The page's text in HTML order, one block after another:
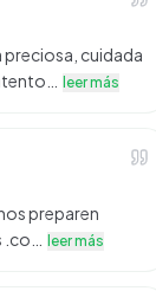
preciosa, cuidada
leer más
preparen
leer más